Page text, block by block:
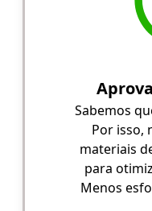
Sabemos
Por isso,
materiais
para
Menos